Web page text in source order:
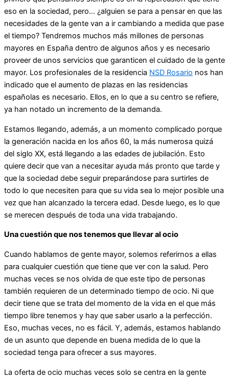
eso en la sociedad, pero… ¿alguien se para a pensar en que las
necesidades de la gente van a ir cambiando a medida que pase
el tiempo? Tendremos muchos más millones de personas
mayores en España dentro de algunos años y es necesario
proveer de unos servicios que garanticen el cuidado de la gente
mayor. Los profesionales de la residencia NSD Rosario nos han
indicado que el aumento de plazas en las residencias
españolas es necesario. Ellos, en lo que a su centro se refiere,
ya han notado un incremento de la demanda.
Estamos llegando, además, a un momento complicado porque
la generación nacida en los años 60, la más numerosa quizá
del siglo XX, está llegando a las edades de jubilación. Esto
quiere decir que van a necesitar ayuda más pronto que tarde y
que la sociedad debe seguir preparándose para surtirles de
todo lo que necesiten para que su vida sea lo mejor posible una
vez que han alcanzado la tercera edad. Desde luego, es lo que
se merecen después de toda una vida trabajando.
Una cuestión que nos tenemos que llevar al ocio
Cuando hablamos de gente mayor, solemos referirnos a ellas
para cualquier cuestión que tiene que ver con la salud. Pero
muchas veces se nos olvida de que este tipo de personas
también requieren de un determinado tiempo de ocio. Ni que
decir tiene que se trata del momento de la vida en el que más
tiempo libre tenemos y hay que saber usarlo a la perfección.
Eso, muchas veces, no es fácil. Y, además, estamos hablando
de un asunto que depende en buena medida de lo que la
sociedad tenga para ofrecer a sus mayores.
La oferta de ocio muchas veces solo se centra en la gente